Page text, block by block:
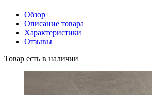
Обзор
Описание товара
Характеристики
Отзывы
Товар есть в наличии